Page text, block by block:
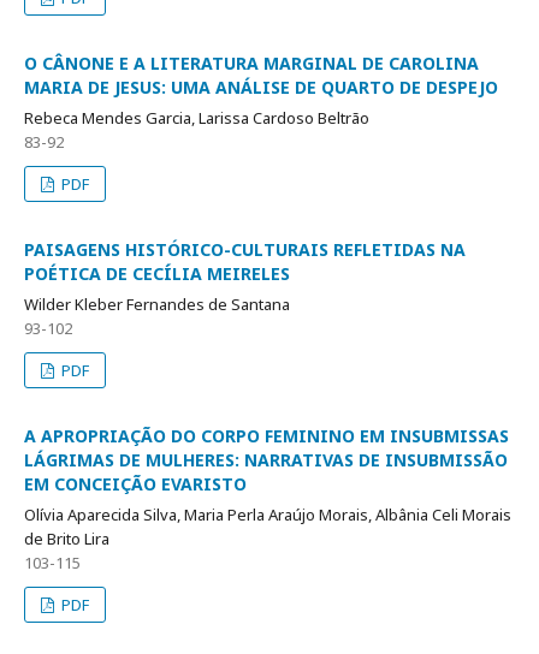
O CÂNONE E A LITERATURA MARGINAL DE CAROLINA
MARIA DE JESUS: UMA ANÁLISE DE QUARTO DE DESPEJO
Rebeca Mendes Garcia, Larissa Cardoso Beltrão
83-92
PDF
PAISAGENS HISTÓRICO-CULTURAIS REFLETIDAS NA
POÉTICA DE CECÍLIA MEIRELES
Wilder Kleber Fernandes de Santana
93-102
PDF
A APROPRIAÇÃO DO CORPO FEMININO EM INSUBMISSAS
LÁGRIMAS DE MULHERES: NARRATIVAS DE INSUBMISSÃO
EM CONCEIÇÃO EVARISTO
Olívia Aparecida Silva, Maria Perla Araújo Morais, Albânia Celi Morais
de Brito Lira
103-115
PDF